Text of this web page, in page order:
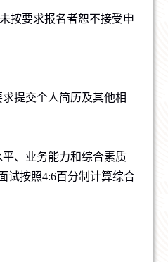
按要求报名者恕不接受申
提交个人简历及其他相
、业务能力和综合素质
试按照4:6百分制计算综合